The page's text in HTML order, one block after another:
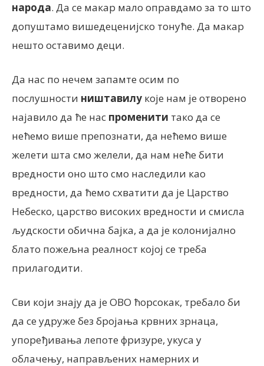
народа. Да се макар мало оправдамо за то што
допуштамо вишедеценијско тонуће. Да макар
нешто оставимо деци.
Да нас по нечем запамте осим по
послушности ништавилу које нам је отворено
најавило да ће нас променити тако да се
нећемо више препознати, да нећемо више
желети шта смо желели, да нам неће бити
вредности оно што смо наследили као
вредности, да ћемо схватити да је Царство
Небеско, царство високих вредности и смисла
људскости обична бајка, а да је колонијално
блато пожељна реалност којој се треба
прилагодити.
Сви који знају да је ОВО ћорсокак, требало би
да се удруже без бројања крвних зрнаца,
упоређивања лепоте фризуре, укуса у
облачењу, направљених намерних и